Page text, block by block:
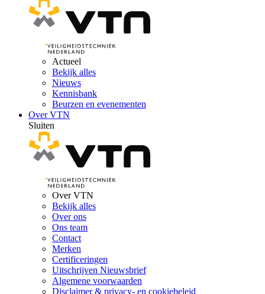
Actueel
Bekijk alles
Nieuws
Kennisbank
Beurzen en evenementen
Over VTN
Sluiten
Over VTN
Bekijk alles
Over ons
Ons team
Contact
Merken
Certificeringen
Uitschrijven Nieuwsbrief
Algemene voorwaarden
Disclaimer & privacy- en cookiebeleid